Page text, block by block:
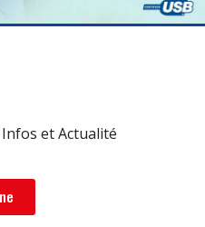
Infos et Actualité